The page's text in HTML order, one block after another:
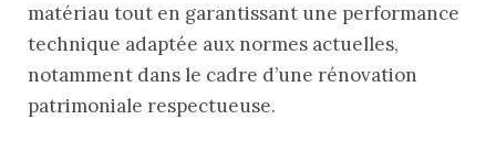
matériau tout en garantissant une performance
technique adaptée aux normes actuelles,
notamment dans le cadre d’une rénovation
patrimoniale respectueuse.